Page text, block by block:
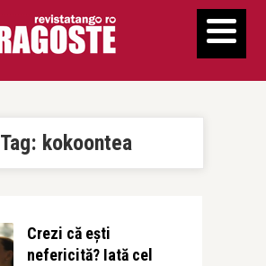
Tag: kokoontea
Crezi că ești
nefericită? Iată cel